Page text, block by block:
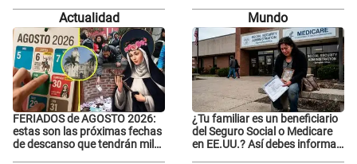
relación con él y otros integrantes
relación con él y otros integrantes
Actualidad
FERIADOS de AGOSTO 2026:
estas son las próximas fechas
de descanso que tendrán miles
Mundo
¿Tu familiar es un beneficiario
del Seguro Social o Medicare
en EE.UU.? Así debes informar